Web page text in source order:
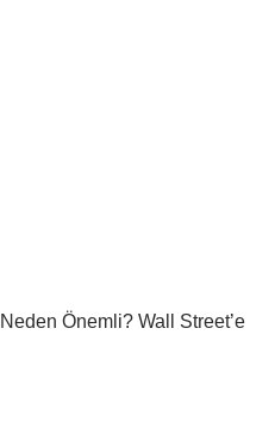
Önemli? Wall Street’e